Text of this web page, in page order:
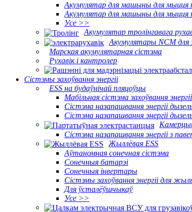
Акумулятар для машыны для мыцця
Акумулятар для машыны для мыцця
Усе >>
Акумулятар тролінгавага
Акумулятары NCM
Марская акумулятарная сістэма
Рухавік і кантролер
Сістэмы захоўвання энергіі
ESS на будаўнічай пляцоўцы
Мабільная сістэма захоўвання энергіі
Сістэма назапашвання энергіі
Сістэма назапашвання энергіі
Сістэма назапашвання энергіі з
Жыллёвая ESS
Аўтаномная сонечная сістэма
Сонечныя батарэі
Сонечныя інвертары
Сістэмы захоўвання энергіі для
Для ўсталёўшчыкаў
Усе >>